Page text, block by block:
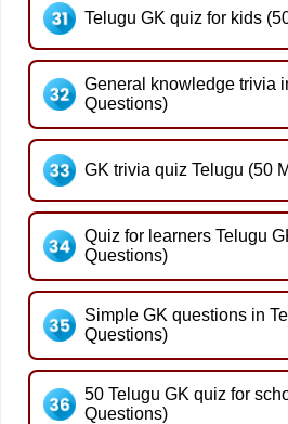
Telugu GK quiz for kids
General knowledge trivia
Questions)
GK trivia quiz Telugu (50
Quiz for learners Telugu
Questions)
Simple GK questions in
Questions)
50 Telugu GK quiz for
Questions)